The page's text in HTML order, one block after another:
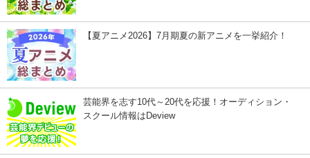
【夏アニメ2026】7月期夏の新アニメを一挙紹介！
芸能界を志す10代～20代を応援！オーディション・
スクール情報はDeview